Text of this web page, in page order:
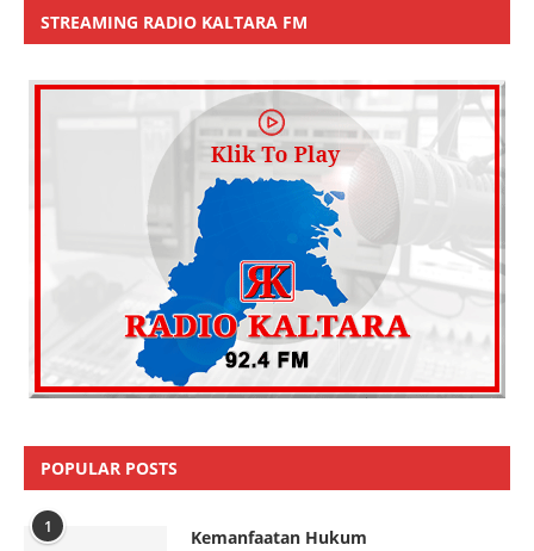
STREAMING RADIO KALTARA FM
POPULAR POSTS
1 Kemanfaatan Hukum